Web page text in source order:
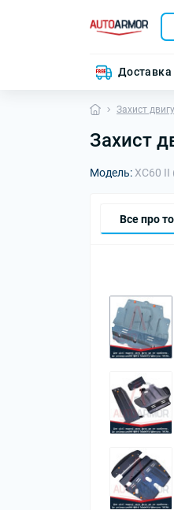
Доставка
Захист
Захист
Модель: XC60 II
Все про